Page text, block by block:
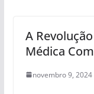
A
Médica
novembro 9, 2024